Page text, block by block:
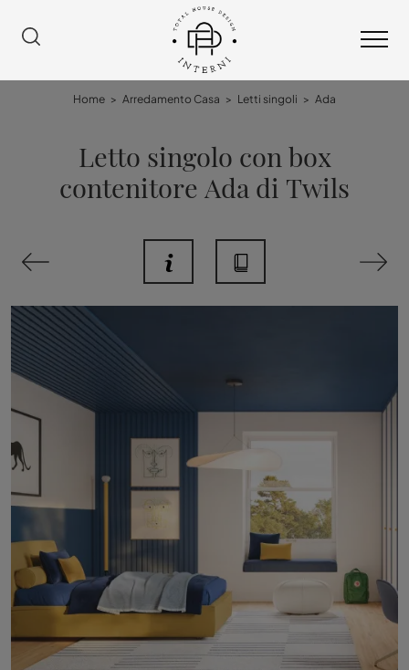
Home > Arredamento Casa > Letti singoli > Ada
Letto singolo con box
contenitore Ada di Twils